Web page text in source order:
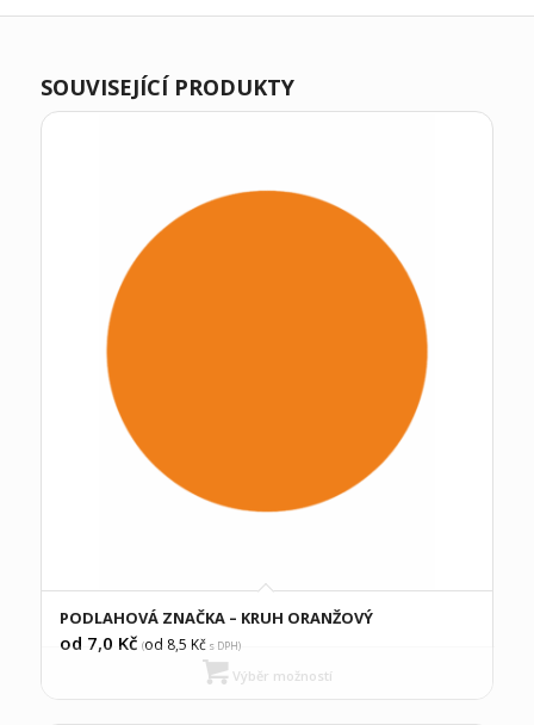
SOUVISEJÍCÍ PRODUKTY
PODLAHOVÁ ZNAČKA – KRUH ORANŽOVÝ
od 7,0 Kč (od 8,5 Kčs DPH)
Výběr možností